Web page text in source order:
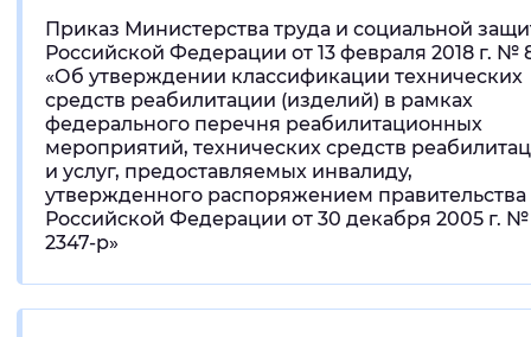
Приказ Министерства труда и социальной
Российской Федерации от 13 февраля 2018 г. №
«Об утверждении классификации технических
средств реабилитации (изделий) в рамках
федерального перечня реабилитационных
мероприятий, технических средств
и услуг, предоставляемых инвалиду,
утвержденного распоряжением правительства
Российской Федерации от 30 декабря 2005 г. №
2347-р»